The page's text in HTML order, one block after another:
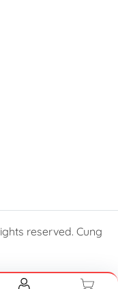
reserved. Cung